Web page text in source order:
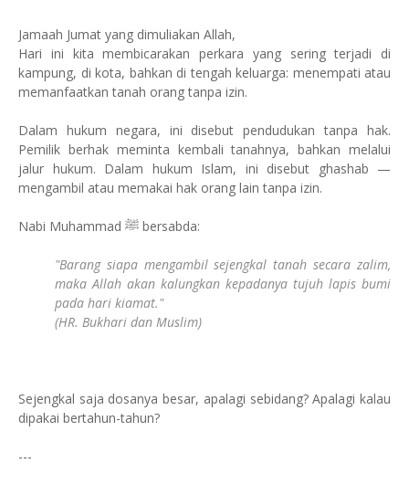
Jamaah Jumat yang dimuliakan Allah,
Hari ini kita membicarakan perkara yang sering terjadi di
kampung, di kota, bahkan di tengah keluarga: menempati atau
memanfaatkan tanah orang tanpa izin.
Dalam hukum negara, ini disebut pendudukan tanpa hak.
Pemilik berhak meminta kembali tanahnya, bahkan melalui
jalur hukum. Dalam hukum Islam, ini disebut ghashab —
mengambil atau memakai hak orang lain tanpa izin.
Nabi Muhammad ﷺ bersabda:
"Barang siapa mengambil sejengkal tanah secara zalim,
maka Allah akan kalungkan kepadanya tujuh lapis bumi
pada hari kiamat."
(HR. Bukhari dan Muslim)
Sejengkal saja dosanya besar, apalagi sebidang? Apalagi kalau
dipakai bertahun-tahun?
---